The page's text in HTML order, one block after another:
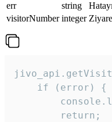
err
string
visitorNumber integer
    if (error) {
        return;